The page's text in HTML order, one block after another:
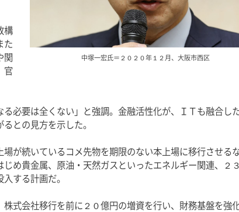
中塚一宏氏＝２０２０年１２月、大阪市西区
構
た
関
官
必要は全くない」と強調。金融活性化が、ＩＴも融合し
との見方を示した。
が続いているコメ先物を期限のない本上場に移行させる
め貴金属、原油・天然ガスといったエネルギー関連、２
する計画だ。
式会社移行を前に２０億円の増資を行い、財務基盤を強